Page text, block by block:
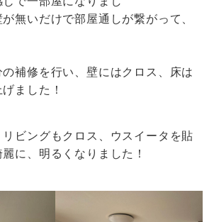
けで部屋通しが繋がって、
！！
補修を行い、壁にはクロス、床は
ました！
ビングもクロス、ウスイータを貼
に、明るくなりました！